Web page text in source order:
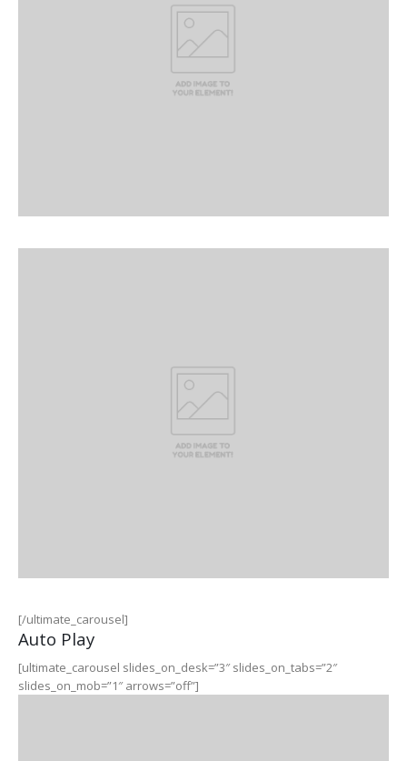
[/ultimate_carousel]
Auto Play
[ultimate_carousel slides_on_desk=”3″ slides_on_tabs=”2″
slides_on_mob=”1″ arrows=”off”]